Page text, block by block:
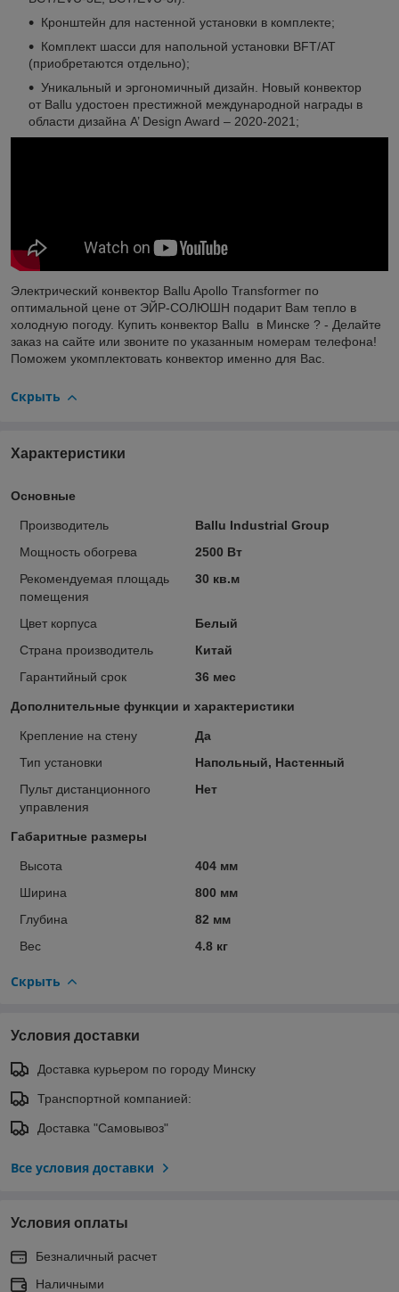
Кронштейн для настенной установки в комплекте;
Комплект шасси для напольной установки BFT/AT
(приобретаются отдельно);
Уникальный и эргономичный дизайн. Новый конвектор
от Ballu удостоен престижной международной награды в
области дизайна A’ Design Award – 2020-2021;
Электрический конвектор Ballu Apollo Transformer по
оптимальной цене от ЭЙР-СОЛЮШН подарит Вам тепло в
холодную погоду. Купить конвектор Ballu в Минске ? - Делайте
заказ на сайте или звоните по указанным номерам телефона!
Поможем укомплектовать конвектор именно для Вас.
Скрыть
Характеристики
Основные
Производитель
Ballu Industrial Group
Мощность обогрева
2500 Вт
Рекомендуемая площадь
помещения
30 кв.м
Цвет корпуса
Белый
Страна производитель
Китай
Гарантийный срок
36 мес
Дополнительные функции и характеристики
Крепление на стену
Да
Тип установки
Напольный, Настенный
Пульт дистанционного
управления
Нет
Габаритные размеры
Высота
404 мм
Ширина
800 мм
Глубина
82 мм
Вес
4.8 кг
Скрыть
Условия доставки
Доставка курьером по городу Минску
Транспортной компанией:
Доставка "Самовывоз"
Все условия доставки
Условия оплаты
Безналичный расчет
Наличными